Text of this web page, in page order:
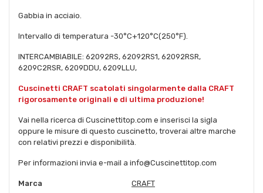
Gabbia in acciaio.
Intervallo di temperatura -30°C+120°C(250°F).
INTERCAMBIABILE: 62092RS, 62092RS1, 62092RSR,
6209C2RSR, 6209DDU, 6209LLU,
Cuscinetti CRAFT scatolati singolarmente dalla CRAFT
rigorosamente originali e di ultima produzione!
Vai nella ricerca di Cuscinettitop.com e inserisci la sigla
oppure le misure di questo cuscinetto, troverai altre marche
con relativi prezzi e disponibilità.
Per informazioni invia e-mail a info@Cuscinettitop.com
Marca CRAFT